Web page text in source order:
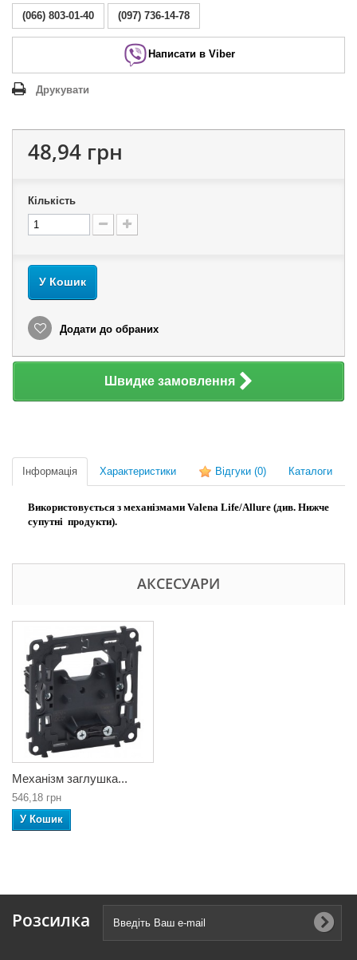
(066) 803-01-40 (097) 736-14-78
Написати в Viber
Друкувати
48,94 грн
Кількість
У Кошик
Додати до обраних
Швидке замовлення
Інформація Характеристики Відгуки (0) Каталоги
Використовується з механізмами Valena Life/Allure (див. Нижче
супутні продукти).
АКСЕСУАРИ
Механізм заглушка...
546,18 грн
У Кошик
Розсилка